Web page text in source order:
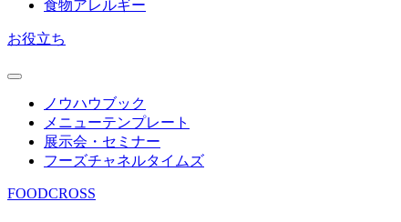
食物アレルギー
お役立ち
ノウハウブック
メニューテンプレート
展示会・セミナー
フーズチャネルタイムズ
FOODCROSS